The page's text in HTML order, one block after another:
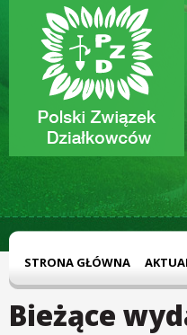
STRONA GŁÓWNA
Bieżące